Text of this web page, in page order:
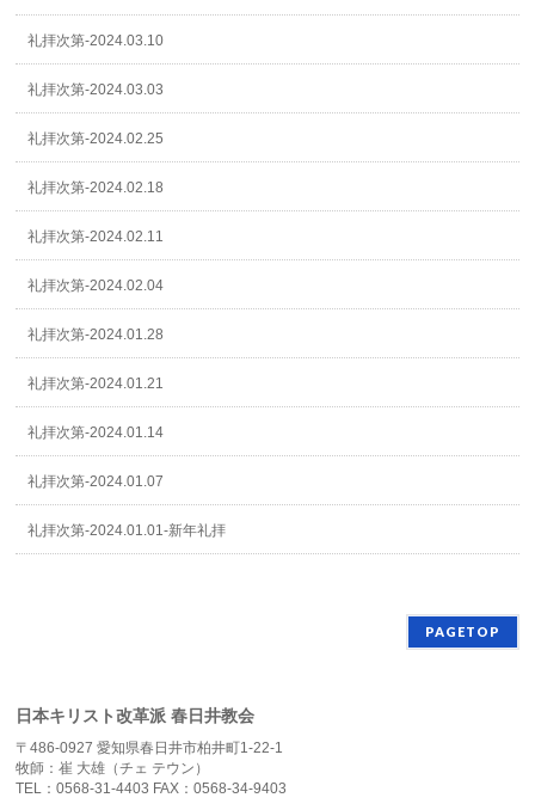
礼拝次第-2024.03.10
礼拝次第-2024.03.03
礼拝次第-2024.02.25
礼拝次第-2024.02.18
礼拝次第-2024.02.11
礼拝次第-2024.02.04
礼拝次第-2024.01.28
礼拝次第-2024.01.21
礼拝次第-2024.01.14
礼拝次第-2024.01.07
礼拝次第-2024.01.01-新年礼拝
PAGETOP
日本キリスト改革派 春日井教会
〒486-0927 愛知県春日井市柏井町1-22-1
牧師：崔 大雄（チェ テウン）
TEL：0568-31-4403 FAX：0568-34-9403